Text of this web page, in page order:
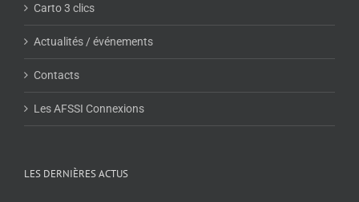
Carto 3 clics
Actualités / événements
Contacts
Les AFSSI Connexions
LES DERNIÈRES ACTUS